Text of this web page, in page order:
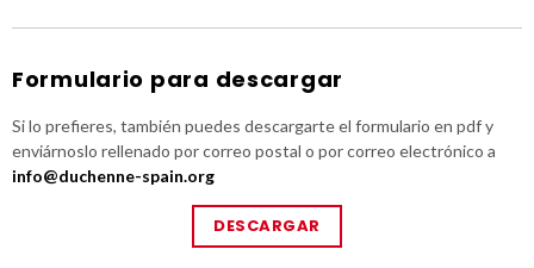
Formulario para descargar
Si lo prefieres, también puedes descargarte el formulario en pdf y
enviárnoslo rellenado por correo postal o por correo electrónico a
info@duchenne-spain.org
DESCARGAR